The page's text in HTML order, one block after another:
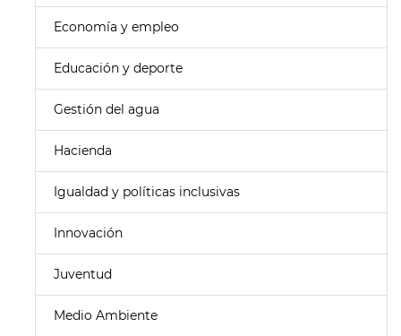
Economía y empleo
Educación y deporte
Gestión del agua
Hacienda
Igualdad y políticas inclusivas
Innovación
Juventud
Medio Ambiente